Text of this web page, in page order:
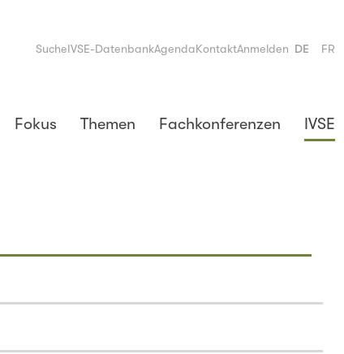
SucheIVSE-DatenbankAgendaKontaktAnmelden DE FR
Fokus Themen Fachkonferenzen IVSE